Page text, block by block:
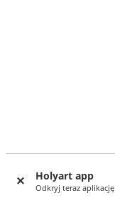
Holyart app
Odkryj teraz
DOSTĘPNY